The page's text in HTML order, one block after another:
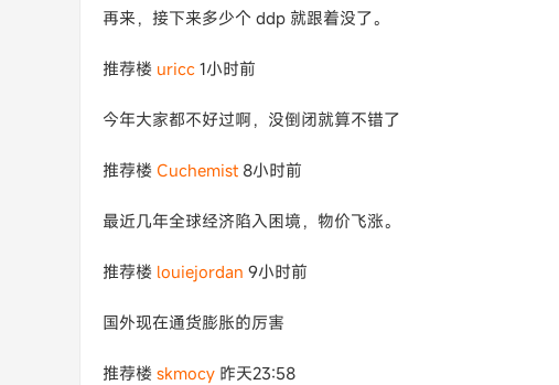
再来，接下来多少个 ddp 就跟着没了。
推荐楼 uricc 1小时前
今年大家都不好过啊，没倒闭就算不错了
推荐楼 Cuchemist 8小时前
最近几年全球经济陷入困境，物价飞涨。
推荐楼 louiejordan 9小时前
国外现在通货膨胀的厉害
推荐楼 skmocy 昨天23:58